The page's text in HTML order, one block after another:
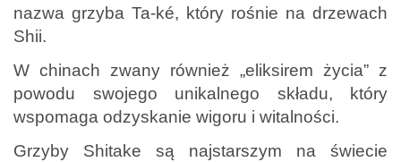
nazwa grzyba Ta-ké, który rośnie na drzewach
Shii.
W chinach zwany również „eliksirem życia” z
powodu swojego unikalnego składu, który
wspomaga odzyskanie wigoru i witalności.
Grzyby Shitake są najstarszym na świecie